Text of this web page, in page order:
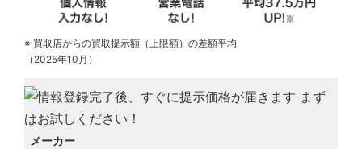
※ 買取店からの買取提示額（上限額）の差額平均
（2025年10月）
メーカー